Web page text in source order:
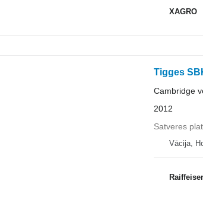
XAGRO
Tigges
Cambridge
2012
Satveres
Vācija,